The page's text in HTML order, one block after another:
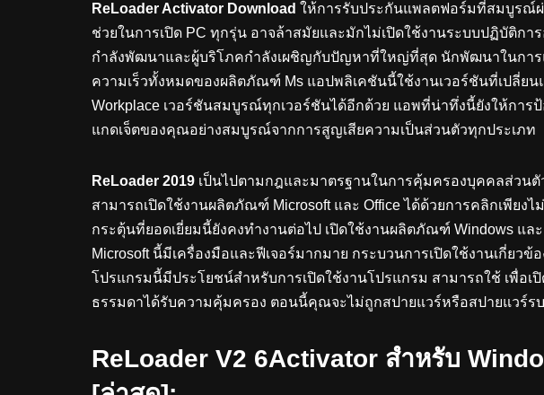
ReLoader Activator Download ให้การรับประกันแพลตฟอร์มที่สมบูรณ์
ช่วยในการเปิด PC ทุกรุ่น อาจล้าสมัยและมักไม่เปิดใช้งานระบบปฏิบัติก
กำลังพัฒนาและผู้บริโภคกำลังเผชิญกับปัญหาที่ใหญ่ที่สุด นักพัฒนาในการ
ความเร็วทั้งหมดของผลิตภัณฑ์ Ms แอปพลิเคชันนี้ใช้งานเวอร์ชันที่เปลี่ยน
Workplace เวอร์ชันสมบูรณ์ทุกเวอร์ชันได้อีกด้วย แอพที่น่าทึ่งนี้ยังให้กา
แกดเจ็ตของคุณอย่างสมบูรณ์จากการสูญเสียความเป็นส่วนตัวทุกประเภท
ReLoader 2019 เป็นไปตามกฎและมาตรฐานในการคุ้มครองบุคคลส่วนตั
สามารถเปิดใช้งานผลิตภัณฑ์ Microsoft และ Office ได้ด้วยการคลิกเพียงไ
กระตุ้นที่ยอดเยี่ยมนี้ยังคงทำงานต่อไป เปิดใช้งานผลิตภัณฑ์ Windows แล
Microsoft นี้มีเครื่องมือและฟีเจอร์มากมาย กระบวนการเปิดใช้งานเกี่ยว
โปรแกรมนี้มีประโยชน์สำหรับการเปิดใช้งานโปรแกรม สามารถใช้ เพื่อเ
ธรรมดาได้รับความคุ้มครอง ตอนนี้คุณจะไม่ถูกสปายแวร์หรือสปายแวร์ร
ReLoader V2 6Activator สำหรับ